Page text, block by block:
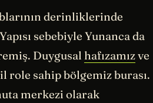
derinliklerinde
sebebiyle Yunanca da
Duygusal hafızamızve
sahip bölgemiz burası.
merkezi olarak